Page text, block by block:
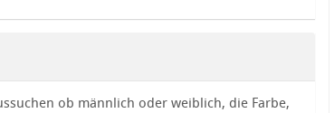
ob männlich oder weiblich, die Farbe,